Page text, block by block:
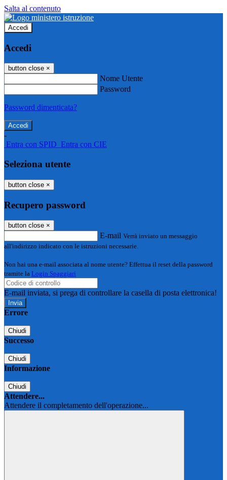
Salta al contenuto
Accedi
Accedi
button close ×
Nome Utente
Password
Password dimenticata?
-
Entra con SPID Entra con CIE
Seleziona utente
button close ×
Recupero password
button close ×
E-mail Verrà inviato un messaggio
all'indirizzo indicato con le istruzioni necessarie.
Non hai una e-mail associata al nome utente? Effettua il reset della password
tramite la Login Spaggiari
E-mail inviata, si prega di controllare la casella di posta elettronica!
Errore
Chiudi
Successo
Chiudi
Informazione
Chiudi
Attendere...
Attendere il completamento dell'operazione...